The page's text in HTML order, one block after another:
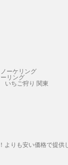
ーケリング
リング
いちご狩り 関東
よりも安い価格で提供